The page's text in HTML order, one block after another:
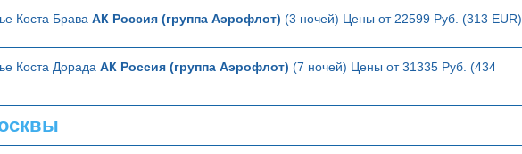
Коста Брава АК Россия (группа Аэрофлот) (3 ночей) Цены от 22599 Руб. (313 EUR)
Коста Дорада АК Россия (группа Аэрофлот) (7 ночей) Цены от 31335 Руб. (434